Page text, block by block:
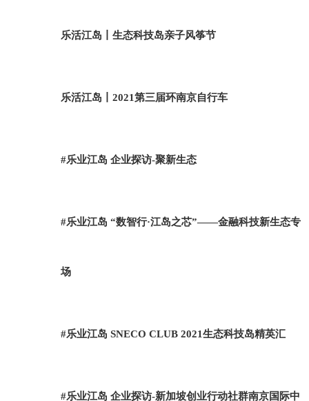
乐活江岛丨生态科技岛亲子风筝节
乐活江岛丨2021第三届环南京自行车
#乐业江岛 企业探访-聚新生态
#乐业江岛 “数智行·江岛之芯”——金融科技新生态专
场
#乐业江岛 SNECO CLUB 2021生态科技岛精英汇
#乐业江岛 企业探访-新加坡创业行动社群南京国际中